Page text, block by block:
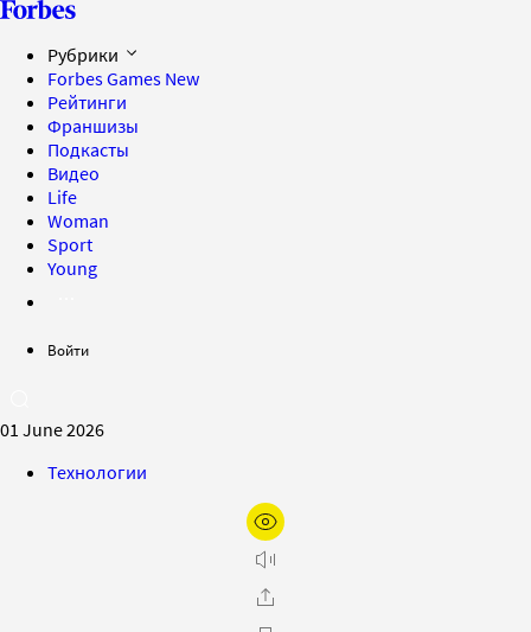
Рубрики
Forbes Games New
Рейтинги
Франшизы
Подкасты
Видео
Life
Woman
Sport
Young
Войти
01 June 2026
Технологии